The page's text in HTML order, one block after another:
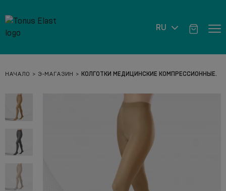
RU
НАЧАЛО Э-МАГАЗИН КОЛГОТКИ МЕДИЦИНСКИЕ КОМПРЕССИОННЫЕ.